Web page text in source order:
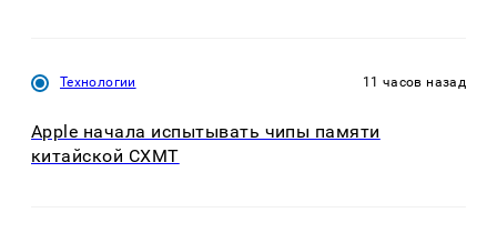
Технологии 11 часов назад
Apple начала испытывать чипы памяти
китайской CXMT